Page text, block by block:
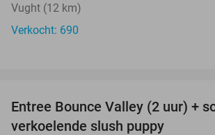
Vught (12 km)
Verkocht: 690
Entree Bounce Valley (2 uur) +
verkoelende slush puppy